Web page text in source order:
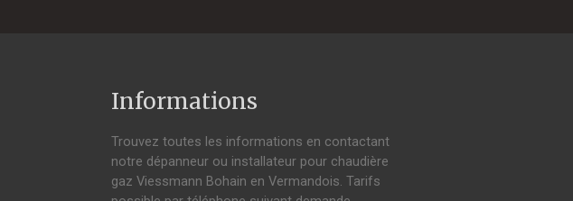
Informations
Trouvez toutes les informations en contactant
notre dépanneur ou installateur pour chaudière
gaz Viessmann Bohain en Vermandois. Tarifs